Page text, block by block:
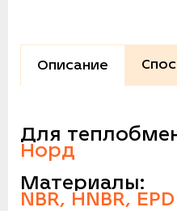
Описание
Для
Норд
Материалы:
NBR, HNBR,